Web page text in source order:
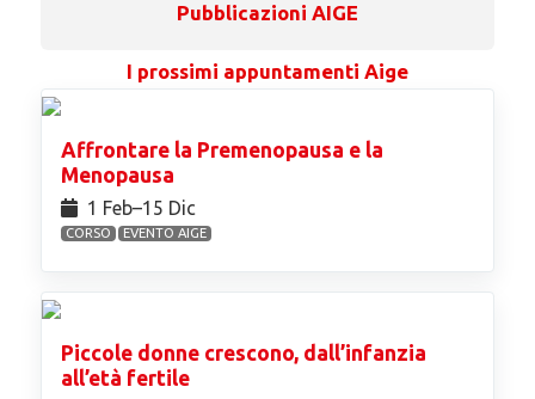
Pubblicazioni AIGE
I prossimi appuntamenti Aige
Affrontare la Premenopausa e la
Menopausa
1 Feb⁠–15 Dic
CORSO EVENTO AIGE
Piccole donne crescono, dall’infanzia
all’età fertile